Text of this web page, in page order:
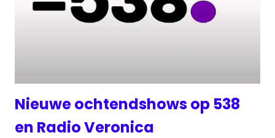
Nieuwe ochtendshows op 538
en Radio Veronica